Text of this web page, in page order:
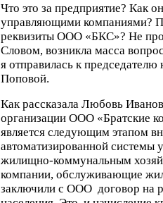
Что это за предприятие? Как
управляющими компаниями?
реквизиты ООО «БКС»? Не
Словом, возникла масса
я отправилась к
Поповой.
Как рассказала Любовь
организации ООО «Братские
является следующим этапом
автоматизированной системы
жилищно-коммунальным
компании, обслуживающие
заключили с ООО договор на